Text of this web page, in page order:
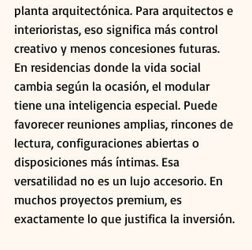
planta arquitectónica. Para arquitectos e
interioristas, eso significa más control
creativo y menos concesiones futuras.
En residencias donde la vida social
cambia según la ocasión, el modular
tiene una inteligencia especial. Puede
favorecer reuniones amplias, rincones de
lectura, configuraciones abiertas o
disposiciones más íntimas. Esa
versatilidad no es un lujo accesorio. En
muchos proyectos premium, es
exactamente lo que justifica la inversión.